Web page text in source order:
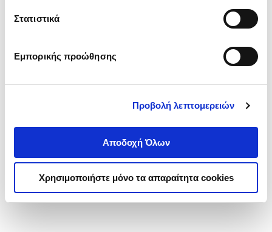
Στατιστικά
Εμπορικής προώθησης
Προβολή λεπτομερειών
Αποδοχή Όλων
Χρησιμοποιήστε μόνο τα απαραίτητα cookies